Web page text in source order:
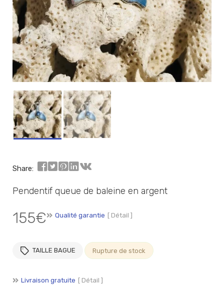
Share:
Pendentif queue de baleine en argent
155€ Qualité garantie [ Détail ]
TAILLE BAGUE Rupture de stock
Livraison gratuite [ Détail ]